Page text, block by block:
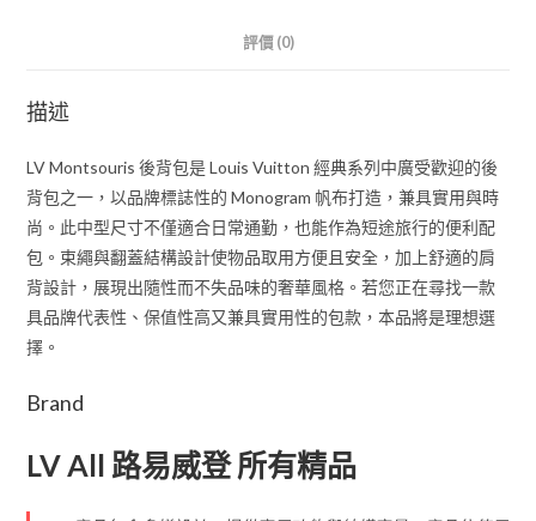
評價 (0)
描述
LV Montsouris 後背包是 Louis Vuitton 經典系列中廣受歡迎的後
背包之一，以品牌標誌性的 Monogram 帆布打造，兼具實用與時
尚。此中型尺寸不僅適合日常通勤，也能作為短途旅行的便利配
包。束繩與翻蓋結構設計使物品取用方便且安全，加上舒適的肩
背設計，展現出隨性而不失品味的奢華風格。若您正在尋找一款
具品牌代表性、保值性高又兼具實用性的包款，本品將是理想選
擇。
Brand
LV All 路易威登 所有精品